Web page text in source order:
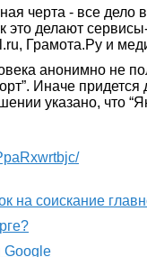
черта - все
это делают
Грамота.Ру и
анонимно не
Иначе придется
указано,
на соискание
Google